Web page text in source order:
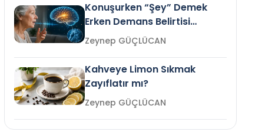
Konuşurken “Şey” Demek
Erken Demans Belirtisi
Olabilir mi?Zeynep GÜÇLÜCAN
Kahveye Limon Sıkmak
Zayıflatır mı?
Zeynep GÜÇLÜCAN